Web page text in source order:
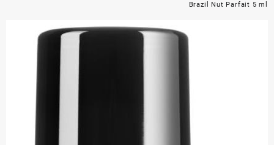
Brazil Nut Parfait 5 ml